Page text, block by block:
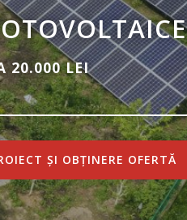
20.000 LEI
ȘI OBȚINERE OFERTĂ